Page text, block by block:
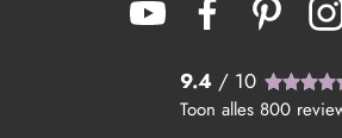
9.4 / 10
Toon alles 800